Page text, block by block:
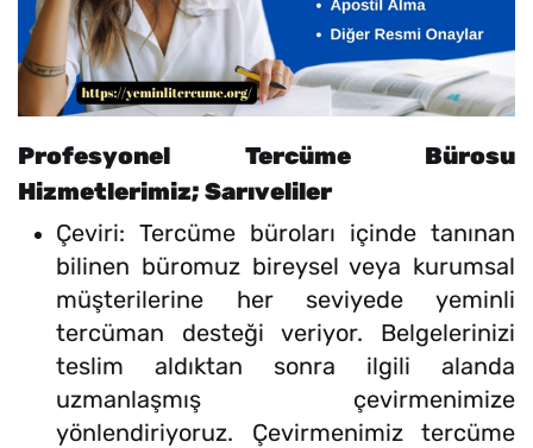
Profesyonel Tercüme Bürosu
Hizmetlerimiz; Sarıveliler
Çeviri: Tercüme büroları içinde tanınan
bilinen büromuz bireysel veya kurumsal
müşterilerine her seviyede yeminli
tercüman desteği veriyor. Belgelerinizi
teslim aldıktan sonra ilgili alanda
uzmanlaşmış çevirmenimize
yönlendiriyoruz. Çevirmenimiz tercüme